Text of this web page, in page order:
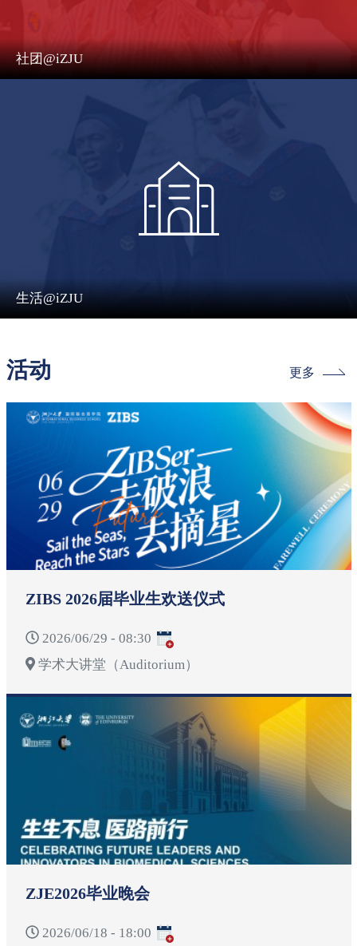
社团@iZJU
生活@iZJU
活动 更多
ZIBS 2026届毕业生欢送仪式
2026/06/29 - 08:30
学术大讲堂（Auditorium）
ZJE2026毕业晚会
2026/06/18 - 18:00